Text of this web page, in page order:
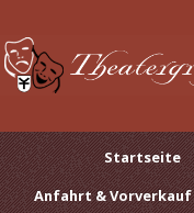
Startseite
Anfahrt & Vorverkauf